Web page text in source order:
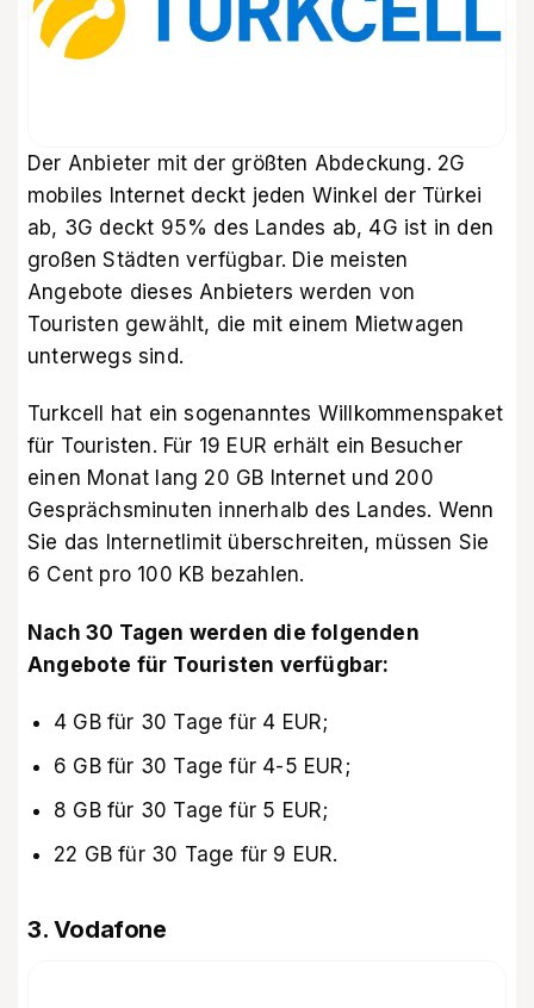
Der Anbieter mit der größten Abdeckung. 2G
mobiles Internet deckt jeden Winkel der Türkei
ab, 3G deckt 95% des Landes ab, 4G ist in den
großen Städten verfügbar. Die meisten
Angebote dieses Anbieters werden von
Touristen gewählt, die mit einem Mietwagen
unterwegs sind.
Turkcell hat ein sogenanntes Willkommenspaket
für Touristen. Für 19 EUR erhält ein Besucher
einen Monat lang 20 GB Internet und 200
Gesprächsminuten innerhalb des Landes. Wenn
Sie das Internetlimit überschreiten, müssen Sie
6 Cent pro 100 KB bezahlen.
Nach 30 Tagen werden die folgenden
Angebote für Touristen verfügbar:
4 GB für 30 Tage für 4 EUR;
6 GB für 30 Tage für 4-5 EUR;
8 GB für 30 Tage für 5 EUR;
22 GB für 30 Tage für 9 EUR.
3. Vodafone